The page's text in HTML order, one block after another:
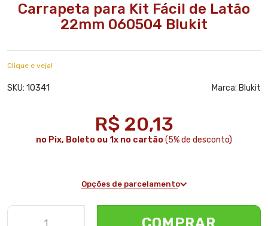
Carrapeta para Kit Fácil de Latão
22mm 060504 Blukit
Clique e veja!
SKU: 10341 Marca: Blukit
R$ 20,13
no Pix, Boleto ou 1x no cartão(5% de desconto)
Opções de parcelamento